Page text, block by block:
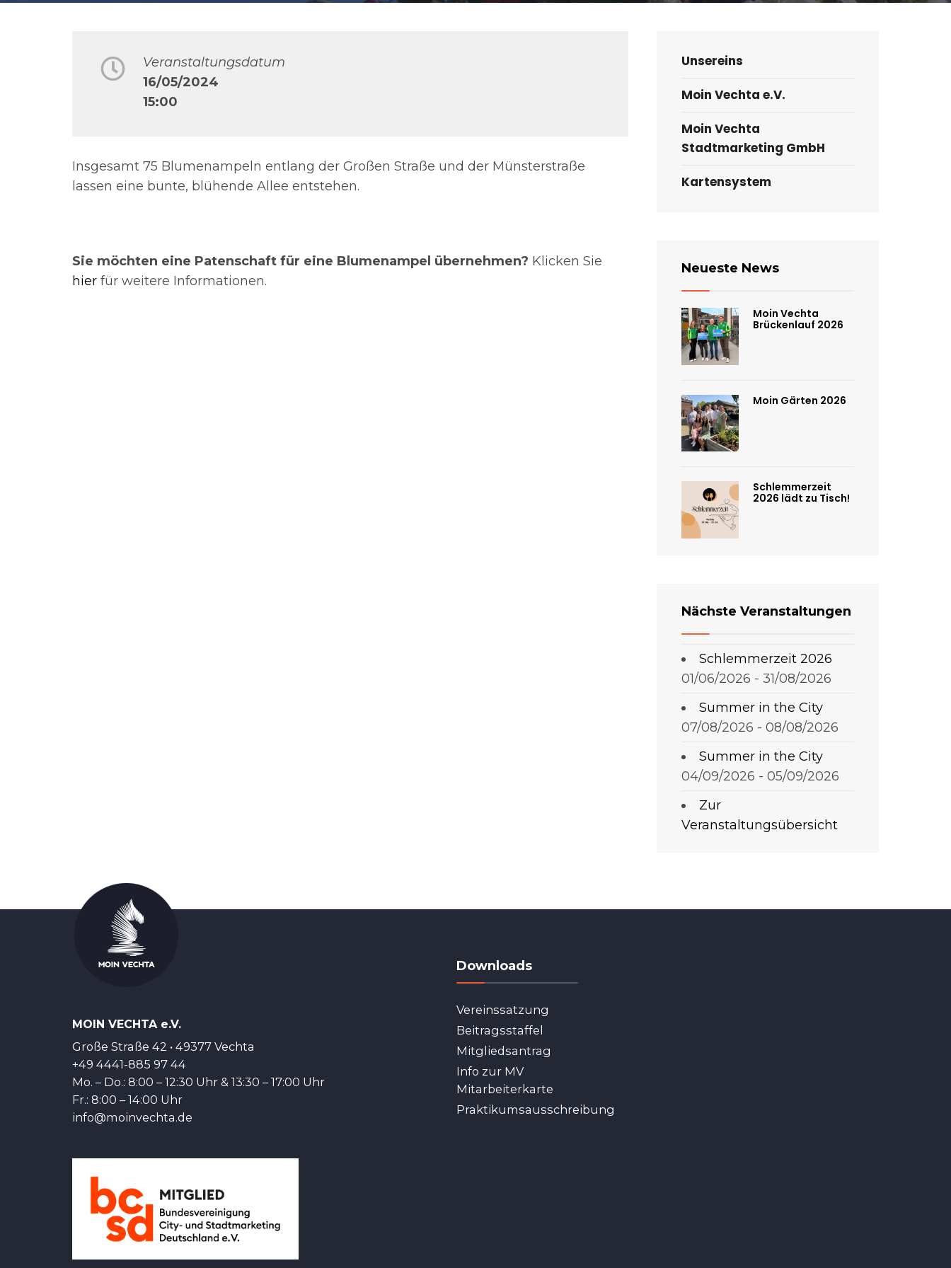
Veranstaltungsdatum
16/05/2024
15:00
Insgesamt 75 Blumenampeln entlang der Großen Straße und der Münsterstraße
lassen eine bunte, blühende Allee entstehen.
Sie möchten eine Patenschaft für eine Blumenampel übernehmen? Klicken Sie
hier für weitere Informationen.
Unsereins
Moin Vechta e.V.
Moin Vechta
Stadtmarketing GmbH
Kartensystem
Neueste News
Moin Vechta
Brückenlauf 2026
Moin Gärten 2026
Schlemmerzeit
2026 lädt zu Tisch!
Nächste Veranstaltungen
Schlemmerzeit 2026
01/06/2026 - 31/08/2026
Summer in the City
07/08/2026 - 08/08/2026
Summer in the City
04/09/2026 - 05/09/2026
Zur
Veranstaltungsübersicht
MOIN VECHTA e.V.
Große Straße 42 • 49377 Vechta
+49 4441-885 97 44
Mo. – Do.: 8:00 – 12:30 Uhr & 13:30 – 17:00 Uhr
Fr.: 8:00 – 14:00 Uhr
info@moinvechta.de
Downloads
Vereinssatzung
Beitragsstaffel
Mitgliedsantrag
Info zur MV
Mitarbeiterkarte
Praktikumsausschreibung